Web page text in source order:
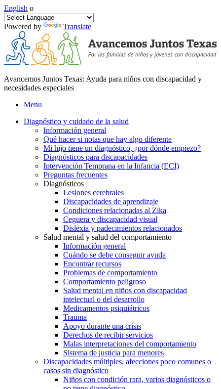
English o
Powered by Translate
Avancemos Juntos Texas: Ayuda para niños con discapacidad y
necesidades especiales
Menu
Diagnóstico y cuidado de la salud
Información general
Qué hacer si notas que hay algo diferente
Mi hijo tiene un diagnóstico, ¿por dónde empiezo?
Diagnósticos para discapacidades
Intervención Temprana en la Infancia (ECI)
Preguntas frecuentes
Diagnósticos
Lesiones cerebrales
Discapacidades de aprendizaje
Condiciones relacionadas al Zika
Ceguera y discapacidad visual
Dislexia y padecimientos relacionados
Salud mental y salud del comportamiento
Información general
Cuándo se debe conseguir ayuda
Encontrar recursos
Problemas de comportamiento
Comportamiento peligroso
Salud mental en niños con discapacidad
intelectual o del desarrollo
Medicamentos psiquiátricos
Trauma
Apoyo durante una crisis
Derechos de recibir servicios
Malas interpretaciones del comportamiento
Sistema de justicia para menores
Discapacidades múltiples, afecciones poco comunes o
casos sin diagnóstico
Niños con condición rara, varios diagnósticos o